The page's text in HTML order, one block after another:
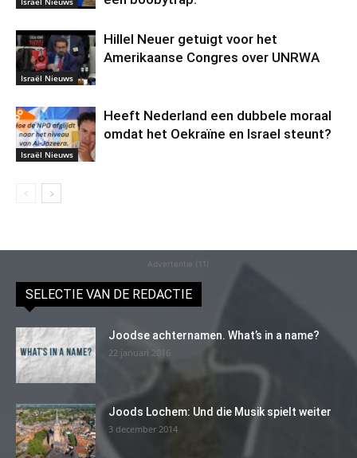
Israël Nieuws
Hillel Neuer getuigt voor het
Amerikaanse Congres over UNRWA
Israël Nieuws
Heeft Nederland een dubbele moraal
omdat het Oekraïne en Israel steunt?
Advertentie (11)
SELECTIE VAN DE REDACTIE
Joodse achternamen. What’s in a name?
22 januari 2016
Joods Lochem: Und die Musik spielt weiter
3 december 2014